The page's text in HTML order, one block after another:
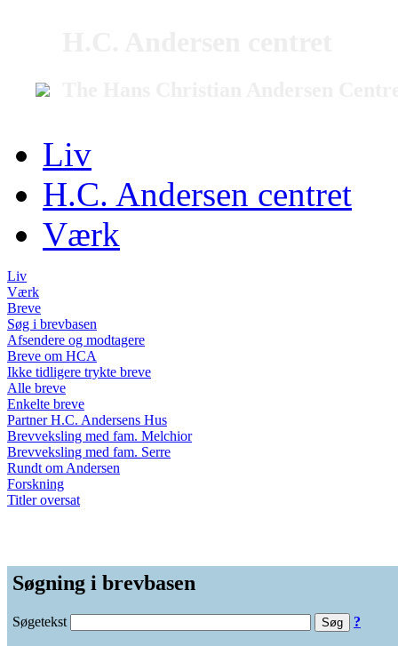
Liv
H.C. Andersen centret
Værk
Liv
Værk
Breve
Søg i brevbasen
Afsendere og modtagere
Breve om HCA
Ikke tidligere trykte breve
Alle breve
Enkelte breve
Partner H.C. Andersens Hus
Brevveksling med fam. Melchior
Brevveksling med fam. Serre
Rundt om Andersen
Forskning
Titler oversat
Søgning i brevbasen
Søgetekst ?